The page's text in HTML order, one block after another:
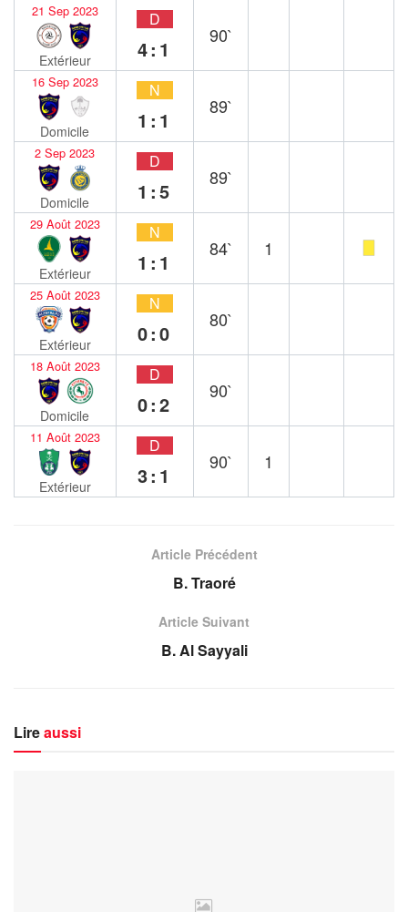
21 Sep 2023
Extérieur
D
4:1
90`
16 Sep 2023
Domicile
N
1:1
89`
2 Sep 2023
Domicile
D
1:5
89`
29 Août 2023
Extérieur
N
1:1
84` 1
25 Août 2023
Extérieur
N
0:0
80`
18 Août 2023
Domicile
D
0:2
90`
11 Août 2023
Extérieur
D
3:1
90` 1
Article Précédent
B. Traoré
Article Suivant
B. Al Sayyali
Lireaussi